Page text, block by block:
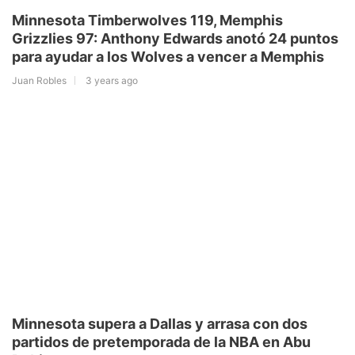
Minnesota Timberwolves 119, Memphis
Grizzlies 97: Anthony Edwards anotó 24 puntos
para ayudar a los Wolves a vencer a Memphis
Juan Robles 3 years ago
Minnesota supera a Dallas y arrasa con dos
partidos de pretemporada de la NBA en Abu